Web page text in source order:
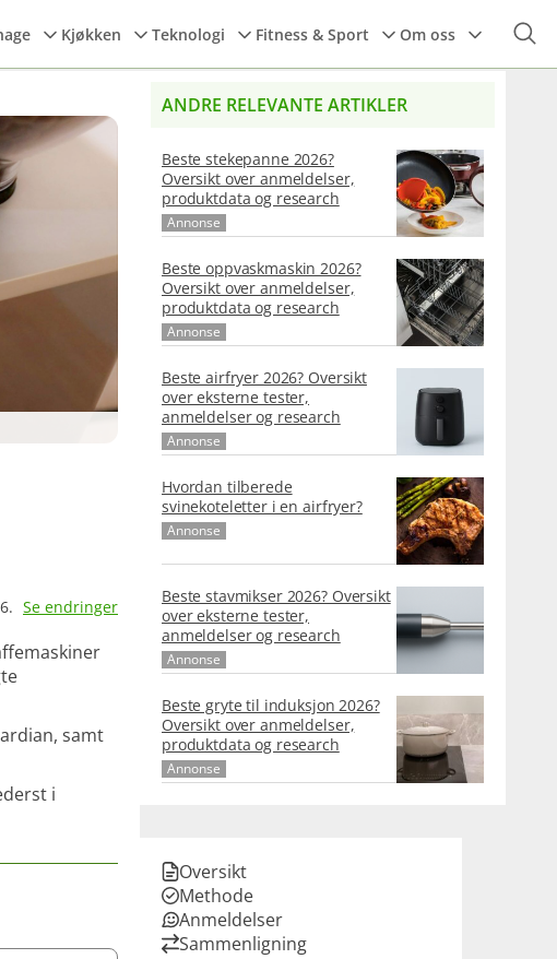
Kjøkken Teknologi Fitness & Sport Om oss
Se endringer
samt
i
ANDRE RELEVANTE ARTIKLER
Beste stekepanne 2026?
Oversikt over anmeldelser,
produktdata og research
Annonse
Beste oppvaskmaskin 2026?
Oversikt over anmeldelser,
produktdata og research
Annonse
Beste airfryer 2026? Oversikt
over eksterne tester,
anmeldelser og research
Annonse
Hvordan tilberede
svinekoteletter i en airfryer?
Annonse
Beste stavmikser 2026? Oversikt
over eksterne tester,
anmeldelser og research
Annonse
Beste gryte til induksjon 2026?
Oversikt over anmeldelser,
produktdata og research
Annonse
Oversikt
Methode
Anmeldelser
Sammenligning